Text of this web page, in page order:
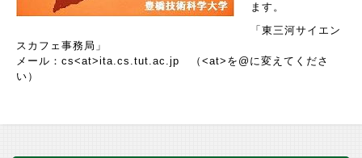
ます。
「東三河サイエン
スカフェ事務局」
メール：cs<at>ita.cs.tut.ac.jp （<at>を@に変えてくださ
い）